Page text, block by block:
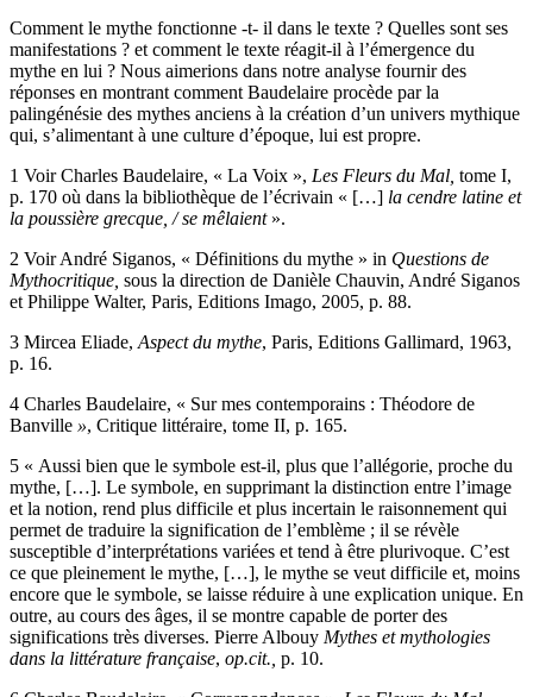
Comment le mythe fonctionne -t- il dans le texte ? Quelles sont ses
manifestations ? et comment le texte réagit-il à l’émergence du
mythe en lui ? Nous aimerions dans notre analyse fournir des
réponses en montrant comment Baudelaire procède par la
palingénésie des mythes anciens à la création d’un univers mythique
1 Voir Charles Baudelaire, « La Voix »,Les Fleurs du Mal,tome I,
p. 170 où dans la bibliothèque de l’écrivain « […]
2 Voir André Siganos, « Définitions du mythe » inQuestions de
Mythocritique,sous la direction de Danièle Chauvin, André Siganos
3 Mircea Eliade,
4 Charles Baudelaire, « Sur mes contemporains : Théodore de
5 « Aussi bien que le symbole est-il, plus que l’allégorie, proche du
mythe, […]. Le symbole, en supprimant la distinction entre l’image
et la notion, rend plus difficile et plus incertain le raisonnement qui
permet de traduire la signification de l’emblème ; il se révèle
susceptible d’interprétations variées et tend à être plurivoque. C’est
ce que pleinement le mythe, […], le mythe se veut difficile et, moins
encore que le symbole, se laisse réduire à une explication unique. En
outre, au cours des âges, il se montre capable de porter des
significations très diverses. Pierre Albouy